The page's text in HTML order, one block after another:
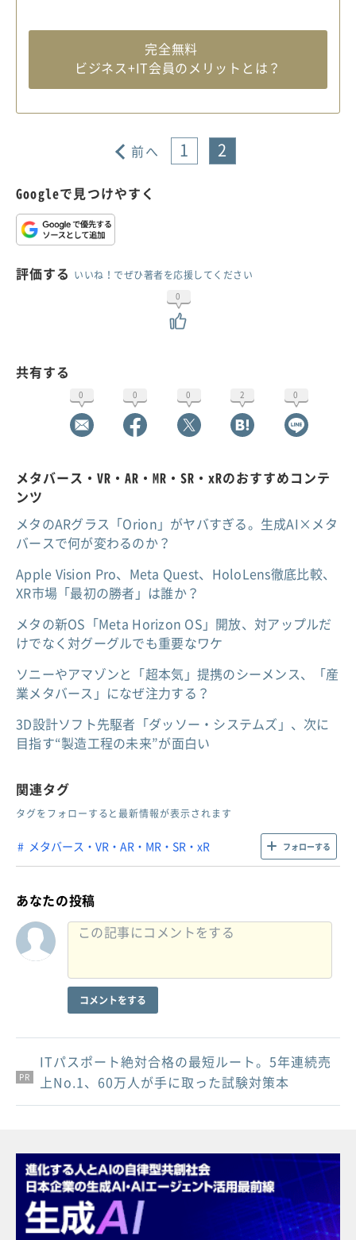
完全無料
ビジネス+IT会員のメリットとは？
前へ 1 2
Googleで見つけやすく
評価する いいね！でぜひ著者を応援してください
0
共有する
0 0 0 2 0
メタバース・VR・AR・MR・SR・xRのおすすめコンテ
ンツ
メタのARグラス「Orion」がヤバすぎる。生成AI×メタ
バースで何が変わるのか？
Apple Vision Pro、Meta Quest、HoloLens徹底比較、
XR市場「最初の勝者」は誰か？
メタの新OS「Meta Horizon OS」開放、対アップルだ
けでなく対グーグルでも重要なワケ
ソニーやアマゾンと「超本気」提携のシーメンス、「産
業メタバース」になぜ注力する？
3D設計ソフト先駆者「ダッソー・システムズ」、次に
目指す“製造工程の未来”が面白い
関連タグ
タグをフォローすると最新情報が表示されます
メタバース・VR・AR・MR・SR・xR フォローする
あなたの投稿
コメントをする
PR
PR
PR
ITパスポート絶対合格の最短ルート。5年連続売
上No.1、60万人が手に取った試験対策本